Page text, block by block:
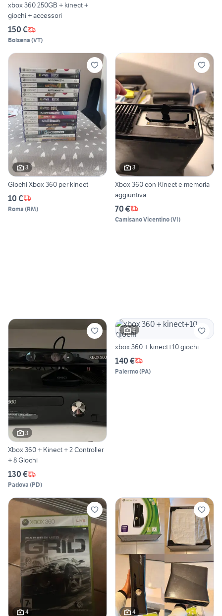
xbox 360 250GB + kinect +
giochi + accessori
150 €
Bolsena (VT)
3
Giochi Xbox 360 per kinect
10 €
Roma (RM)
3
Xbox 360 con Kinect e memoria
aggiuntiva
70 €
Camisano Vicentino(VI)
3
Xbox 360 + Kinect + 2 Controller
+ 8 Giochi
130 €
Padova (PD)
6
xbox 360 + kinect+10 giochi
140 €
Palermo(PA)
4 4